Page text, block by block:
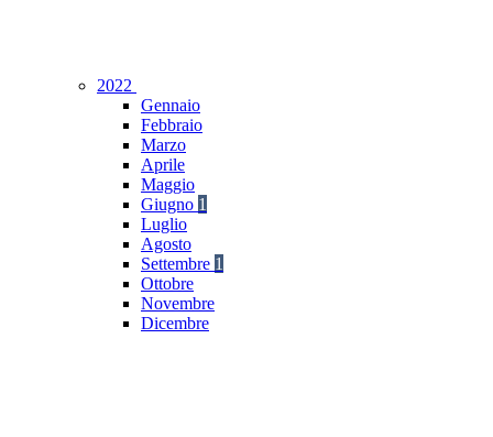
2022
Gennaio
Febbraio
Marzo
Aprile
Maggio
Giugno 1
Luglio
Agosto
Settembre 1
Ottobre
Novembre
Dicembre